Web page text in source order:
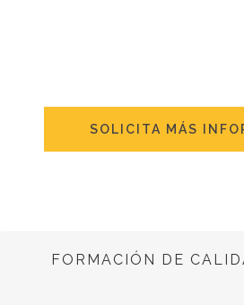
SOLICITA MÁS
FORMACIÓN DE